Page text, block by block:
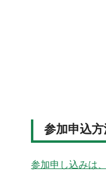
参加申込方
参加申し込みは